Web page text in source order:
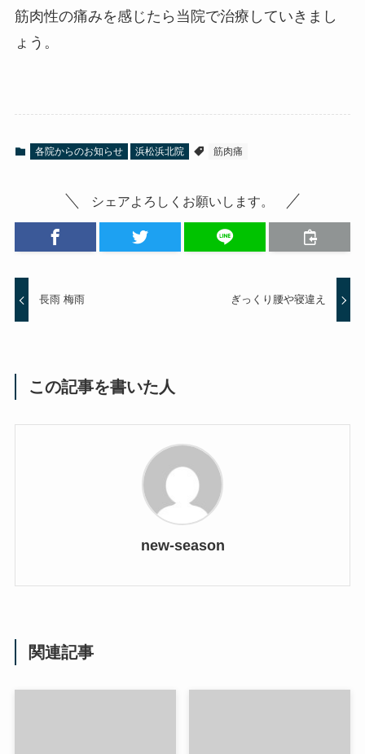
筋肉性の痛みを感じたら当院で治療していきまし
ょう。
各院からのお知らせ 浜松浜北院 筋肉痛
シェアよろしくお願いします。
長雨 梅雨 ぎっくり腰や寝違え
この記事を書いた人
new-season
関連記事